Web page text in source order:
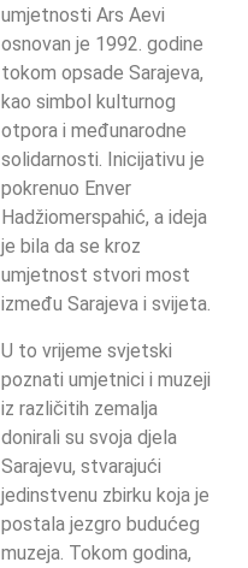
umjetnosti Ars Aevi
osnovan je 1992. godine
tokom opsade Sarajeva,
kao simbol kulturnog
otpora i međunarodne
solidarnosti. Inicijativu je
pokrenuo Enver
Hadžiomerspahić, a ideja
je bila da se kroz
umjetnost stvori most
između Sarajeva i svijeta.
U to vrijeme svjetski
poznati umjetnici i muzeji
iz različitih zemalja
donirali su svoja djela
Sarajevu, stvarajući
jedinstvenu zbirku koja je
postala jezgro budućeg
muzeja. Tokom godina,